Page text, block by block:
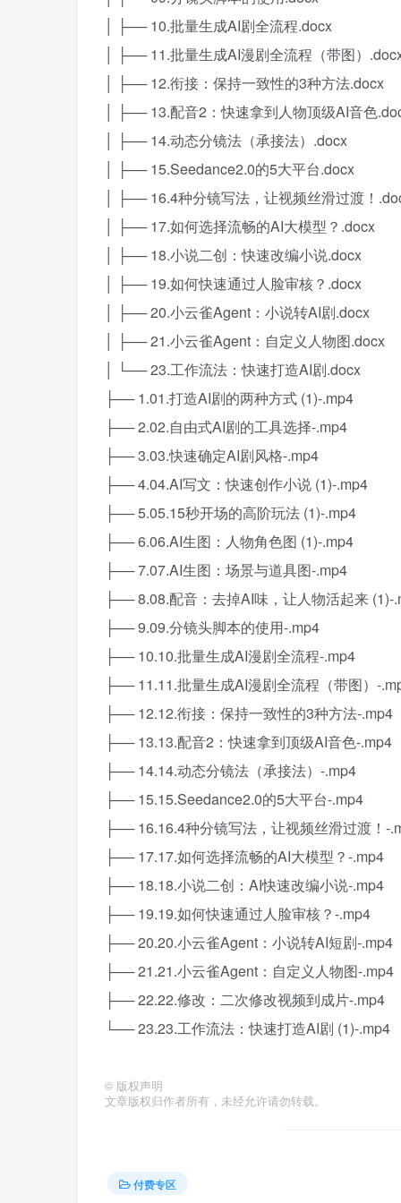
│ ├── 10.批量生成AI剧全流程.docx
│ ├── 11.批量生成AI漫剧全流程（带图）
│ ├── 12.衔接：保持一致性的3种方法.docx
│ ├── 13.配音2：快速拿到人物顶级AI音色
│ ├── 14.动态分镜法（承接法）.docx
│ ├── 15.Seedance2.0的5大平台.docx
│ ├── 16.4种分镜写法，让视频丝滑过渡！
│ ├── 17.如何选择流畅的AI大模型？.docx
│ ├── 18.小说二创：快速改编小说.docx
│ ├── 19.如何快速通过人脸审核？.docx
│ ├── 20.小云雀Agent：小说转AI剧.docx
│ ├── 21.小云雀Agent：自定义人物图.docx
│ └── 23.工作流法：快速打造AI剧.docx
├── 1.01.打造AI剧的两种方式 (1)-.mp4
├── 2.02.自由式AI剧的工具选择-.mp4
├── 3.03.快速确定AI剧风格-.mp4
├── 4.04.AI写文：快速创作小说 (1)-.mp4
├── 5.05.15秒开场的高阶玩法 (1)-.mp4
├── 6.06.AI生图：人物角色图 (1)-.mp4
├── 7.07.AI生图：场景与道具图-.mp4
├── 8.08.配音：去掉AI味，让人物活起来 (1)-
├── 9.09.分镜头脚本的使用-.mp4
├── 10.10.批量生成AI漫剧全流程-.mp4
├── 11.11.批量生成AI漫剧全流程（带图）-
├── 12.12.衔接：保持一致性的3种方法-.mp4
├── 13.13.配音2：快速拿到顶级AI音色-.mp4
├── 14.14.动态分镜法（承接法）-.mp4
├── 15.15.Seedance2.0的5大平台-.mp4
├── 16.16.4种分镜写法，让视频丝滑过渡！-
├── 17.17.如何选择流畅的AI大模型？-.mp4
├── 18.18.小说二创：AI快速改编小说-.mp4
├── 19.19.如何快速通过人脸审核？-.mp4
├── 20.20.小云雀Agent：小说转AI短剧-.mp4
├── 21.21.小云雀Agent：自定义人物图-.mp4
├── 22.22.修改：二次修改视频到成片-.mp4
└── 23.23.工作流法：快速打造AI剧 (1)-.mp4
© 版权声明
文章版权归作者所有，未经允许请勿转载。
付费专区